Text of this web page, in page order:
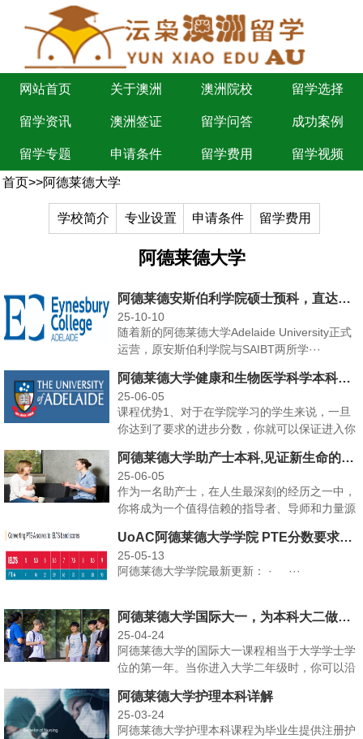
网站首页 关于澳洲 澳洲院校 留学选择
留学资讯 澳洲签证 留学问答 成功案例
留学专题 申请条件 留学费用 留学视频
首页>>阿德莱德大学
学校简介 专业设置 申请条件 留学费用
阿德莱德大学
阿德莱德安斯伯利学院硕士预科，直达阿德莱德大学硕士的黄金跳板！
25-10-10
随着新的阿德莱德大学Adelaide University正式
运营，原安斯伯利学院与SAIBT两所学···
阿德莱德大学健康和生物医学科学本科预科详解
25-06-05
课程优势1、对于在学院学习的学生来说，一旦
你达到了要求的进步分数，你就可以保证进入你
阿德莱德大学助产士本科,见证新生命的到来
25-06-05
作为一名助产士，在人生最深刻的经历之一中，
你将成为一个值得信赖的指导者、导师和力量源
UoAC阿德莱德大学学院 PTE分数要求更新
25-05-13
阿德莱德大学学院最新更新： · ···
阿德莱德大学国际大一，为本科大二做准备
25-04-24
阿德莱德大学的国际大一课程相当于大学学士学
位的第一年。当你进入大学二年级时，你可以沿
阿德莱德大学护理本科详解
25-03-24
阿德莱德大学护理本科课程为毕业生提供注册护